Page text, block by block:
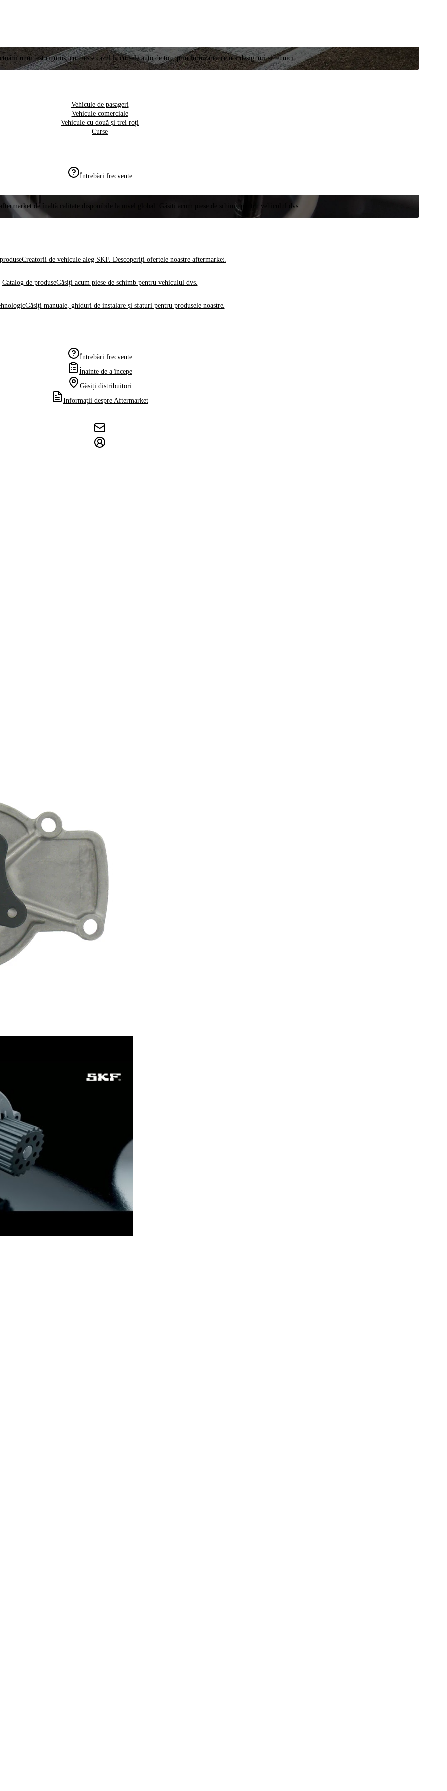
unui test riguros, cu meste cazul la cursele auto de top, prin furnizarea de noi designuri și tehnici.
Vehicule de pasageri
Vehicule comerciale
Vehicule cu două și trei roți
Curse
Întrebări frecvente
de înaltă calitate disponibile la nivel global. Găsiți acum piese de schimb pentru vehiculul dvs.
Creatorii de vehicule aleg SKF. Descoperiți ofertele noastre aftermarket.
Catalog de produseGăsiți acum piese de schimb pentru vehiculul dvs.
Găsiți manuale, ghiduri de instalare și sfaturi pentru produsele noastre.
Întrebări frecvente
Înainte de a începe
Găsiți distribuitori
Informații despre Aftermarket